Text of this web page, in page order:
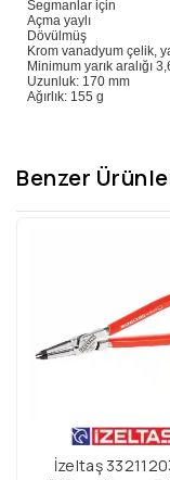
Segmanlar için
Açma yaylı
Dövülmüş
Krom vanadyum çelik,
Minimum yarık aralığı
Uzunluk: 170 mm
Ağırlık: 155 g
Benzer
İzeltaş